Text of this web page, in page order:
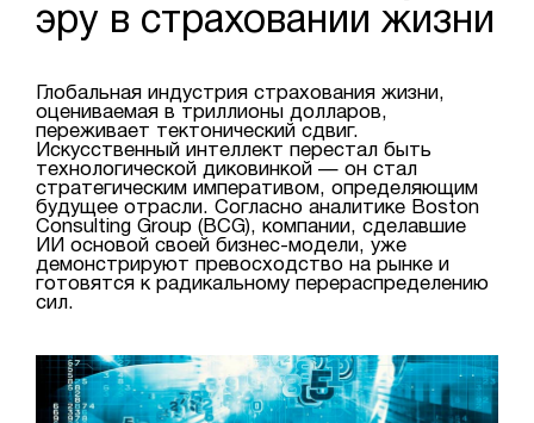
эру в страховании жизни
Глобальная индустрия страхования жизни,
оцениваемая в триллионы долларов,
переживает тектонический сдвиг.
Искусственный интеллект перестал быть
технологической диковинкой — он стал
стратегическим императивом, определяющим
будущее отрасли. Согласно аналитике Boston
Consulting Group (BCG), компании, сделавшие
ИИ основой своей бизнес-модели, уже
демонстрируют превосходство на рынке и
готовятся к радикальному перераспределению
сил.